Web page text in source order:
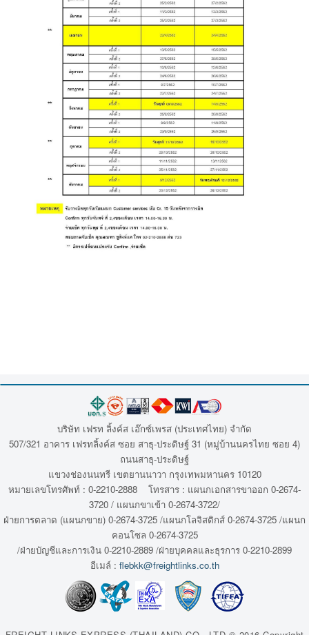
บริษัท เฟรท ลิ้งค์ส เอ๊กซ์เพรส (ประเทศไทย) จำกัด
507/321 อาคาร เฟรทลิ้งค์ส ซอย สาธุ-ประดิษฐ์ 31 (หมู่บ้านนครไทย ซอย 4)
ถนนสาธุ-ประดิษฐ์
แขวงช่องนนทรี เขตยานนาวา กรุงเทพมหานคร 10120
หมายเลขโทรศัพท์ : 0-2210-2888 โทรสาร : แผนกเอกสารขาออก 0-2674-
3720 / แผนกขาเข้า 0-2674-3722/
ฝ่ายการตลาด (แผนกขาย) 0-2674-3725 /แผนกโลจิสติกส์ 0-2674-3725 /แผนก
คอนโซล 0-2674-3725
/ฝ่ายบัญชีและการเงิน 0-2210-2889 /ฝ่ายบุคคลและธุรการ 0-2210-2899
อีเมล์ : flebkk@freightlinks.co.th